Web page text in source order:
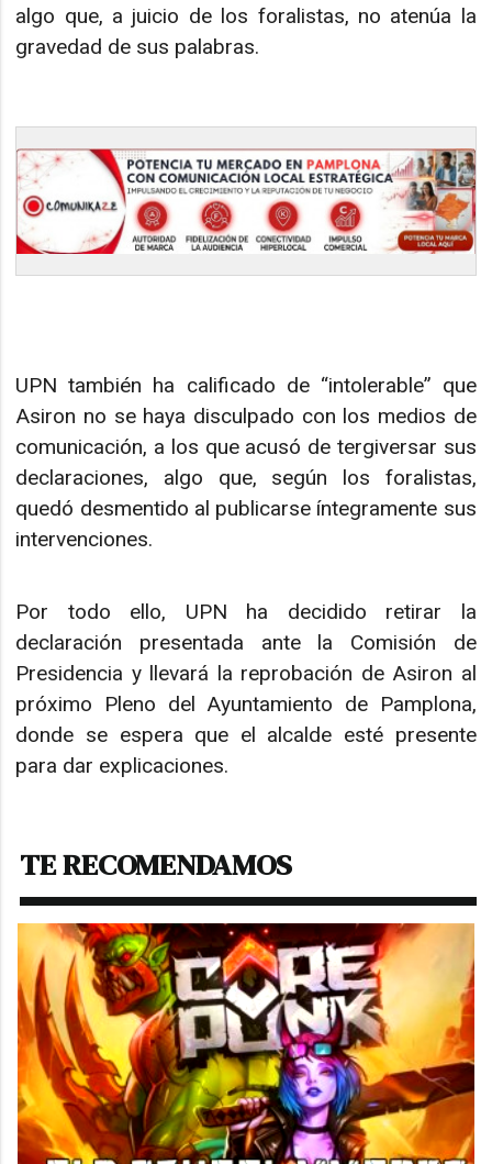
algo que, a juicio de los foralistas, no atenúa la
gravedad de sus palabras.
UPN también ha calificado de “intolerable” que
Asiron no se haya disculpado con los medios de
comunicación, a los que acusó de tergiversar sus
declaraciones, algo que, según los foralistas,
quedó desmentido al publicarse íntegramente sus
intervenciones.
Por todo ello, UPN ha decidido retirar la
declaración presentada ante la Comisión de
Presidencia y llevará la reprobación de Asiron al
próximo Pleno del Ayuntamiento de Pamplona,
donde se espera que el alcalde esté presente
para dar explicaciones.
TE RECOMENDAMOS